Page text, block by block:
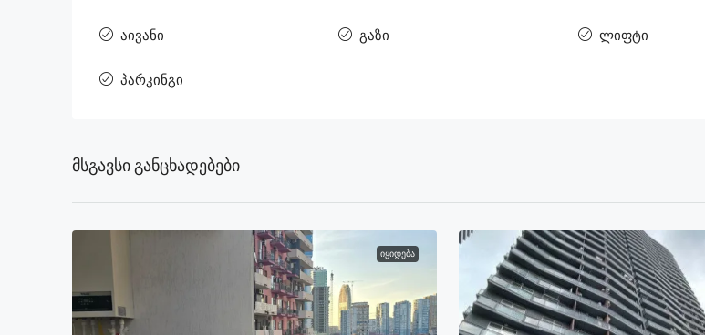
აივანი გაზი ლიფტი
პარკინგი
Მსგავსი Განცხადებები
ᲘᲧᲘᲓᲔᲑᲐ